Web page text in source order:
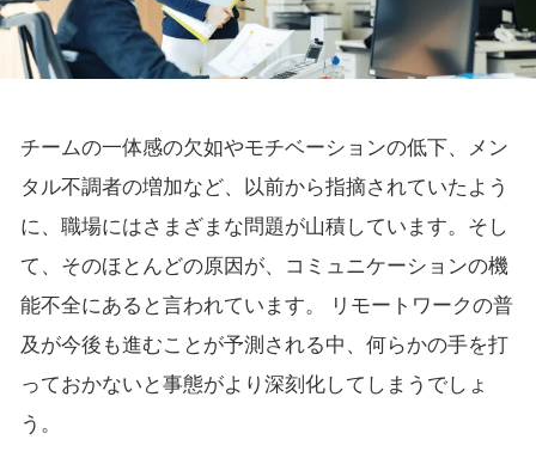
チームの一体感の欠如やモチベーションの低下、メン
タル不調者の増加など、以前から指摘されていたよう
に、職場にはさまざまな問題が山積しています。そし
て、そのほとんどの原因が、コミュニケーションの機
能不全にあると言われています。 リモートワークの普
及が今後も進むことが予測される中、何らかの手を打
っておかないと事態がより深刻化してしまうでしょ
う。